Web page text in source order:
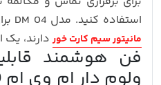
استفاده کنید. مدل DM 04 برای افرادی که تمایل به خرید
مانیتور سیم کارت خور دارند،
فن هوشمند